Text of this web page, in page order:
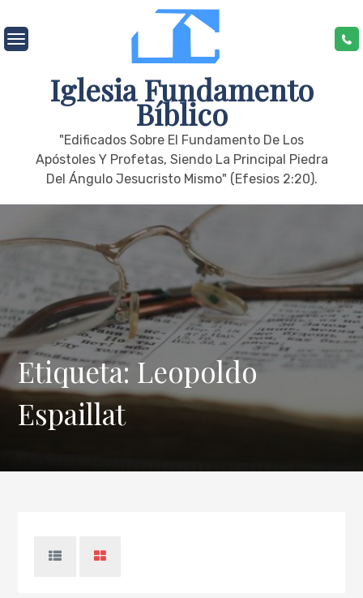
to
content
Iglesia Fundamento
Bíblico
"edificados Sobre El Fundamento De Los
Apóstoles Y Profetas, Siendo La Principal Piedra
Del Ángulo Jesucristo Mismo" (Efesios 2:20).
Etiqueta: Leopoldo
Espaillat